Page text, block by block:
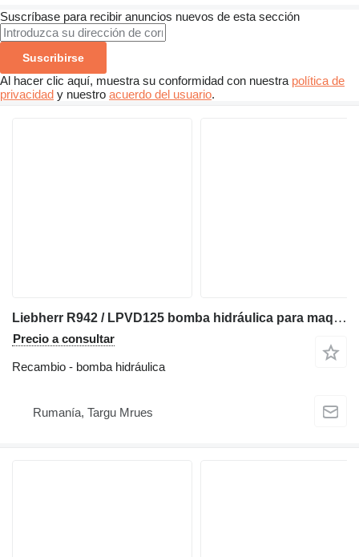
Suscríbase para recibir anuncios nuevos de esta sección
Suscribirse
Al hacer clic aquí, muestra su conformidad con nuestra política de
privacidad y nuestro acuerdo del usuario.
Liebherr R942 / LPVD125 bomba hidráulica para maquinaria de construcción
Precio a consultar
Recambio - bomba hidráulica
Rumanía, Targu Mrues